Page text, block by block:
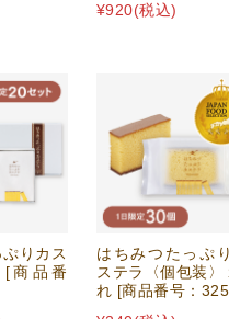
¥920(税込)
りカス
商品番
はちみつたっぷ
ステラ〈個包装〉
れ [商品番号：